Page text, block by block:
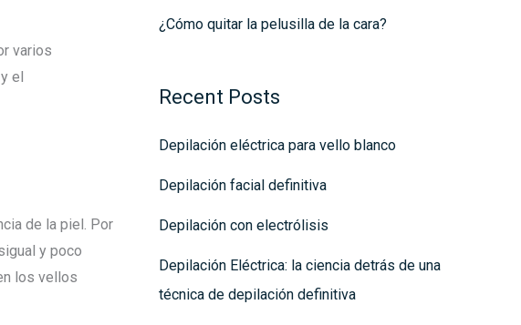
varios
el
de la piel. Por
y poco
los vellos
¿Cómo quitar la pelusilla de la cara?
Recent Posts
Depilación eléctrica para vello blanco
Depilación facial definitiva
Depilación con electrólisis
Depilación Eléctrica: la ciencia detrás de una
técnica de depilación definitiva